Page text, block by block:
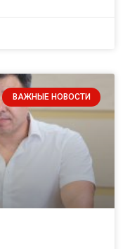
ВАЖНЫЕ НОВОСТИ